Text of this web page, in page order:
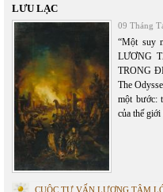
LƯU LẠC
09 Tháng
“Một suy
LƯƠNG
TRONG
The
một bước:
của thế
CUỘC TỰ VẤN LƯƠNG TÂM